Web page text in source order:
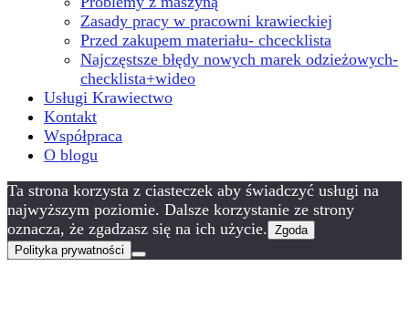
Zasady pracy w pracowni krawieckiej
Przed zakupem materiału- chcecklista
Najczęstsze błędy nowych marek odzieżowych-
checklista+wideo
Usługi Krawiectwo
Kontakt
Współpraca
O blogu
Ta strona korzysta z ciasteczek aby świadczyć usługi na
najwyższym poziomie. Dalsze korzystanie ze strony
oznacza, że zgadzasz się na ich użycie. Zgoda
Polityka prywatności